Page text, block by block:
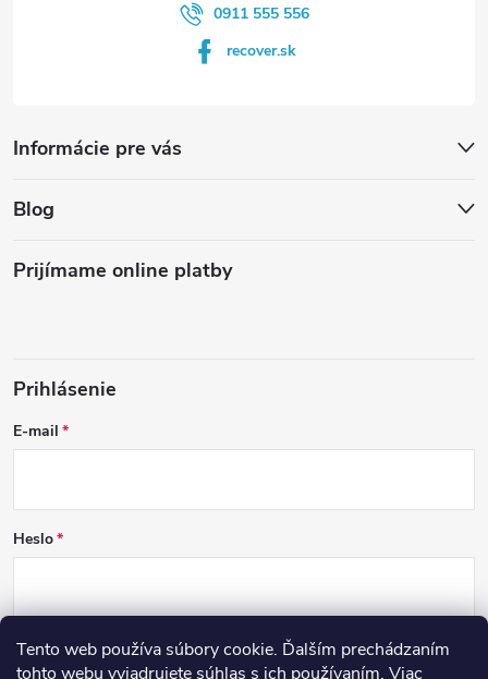
Tento web používa súbory cookie. Ďalším prechádzaním
tohto webu vyjadrujete súhlas s ich používaním. Viac
0911 555 556
recover.sk
Informácie pre vás
Blog
Prijímame online platby
Prihlásenie
E-mail
Heslo
PRIHLÁSIŤ SA